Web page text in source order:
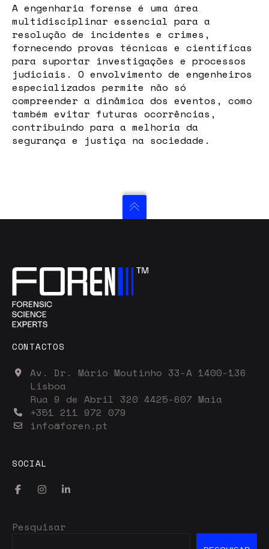
A engenharia forense é uma área
multidisciplinar essencial para a
resolução de incidentes e crimes,
fornecendo provas técnicas e científicas
para suportar investigações e processos
judiciais. O envolvimento de engenheiros
especializados permite não só
compreender a dinâmica dos eventos, como
também evitar futuras ocorrências,
contribuindo para a melhoria da
segurança e justiça na sociedade.
CONTACTOS
Av. Dr. Mário Moutinho 33-A 1400-136
Lisboa
Rua 9 de Abril 320 4425-607 Maia
+351 211 972 079
info@foren.pt
SOCIAL
Pesquisar